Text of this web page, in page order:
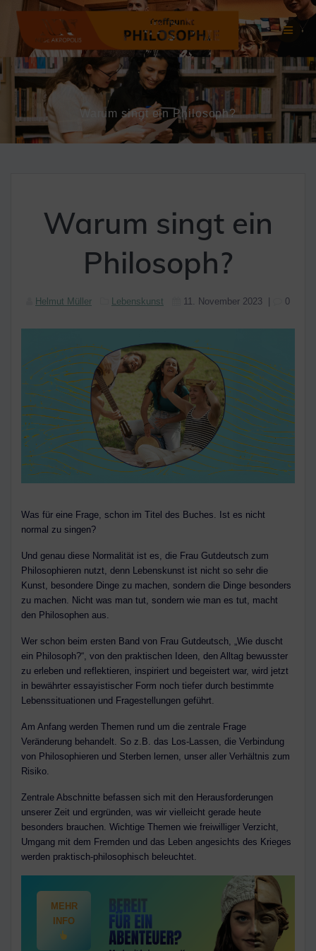
Zum
Inhalt
springen
Warum singt ein Philosoph?
Warum singt ein
Philosoph?
Helmut Müller Lebenskunst 11. November 2023 0
Was für eine Frage, schon im Titel des Buches. Ist es nicht
normal zu singen?
Und genau diese Normalität ist es, die Frau Gutdeutsch zum
Philosophieren nutzt, denn Lebenskunst ist nicht so sehr die
Kunst, besondere Dinge zu machen, sondern die Dinge besonders
zu machen. Nicht was man tut, sondern wie man es tut, macht
den Philosophen aus.
Wer schon beim ersten Band von Frau Gutdeutsch, „Wie duscht
ein Philosoph?“, von den praktischen Ideen, den Alltag bewusster
zu erleben und reflektieren, inspiriert und begeistert war, wird jetzt
in bewährter essayistischer Form noch tiefer durch bestimmte
Lebenssituationen und Fragestellungen geführt.
Am Anfang werden Themen rund um die zentrale Frage
Veränderung behandelt. So z.B. das Los-Lassen, die Verbindung
von Philosophieren und Sterben lernen, unser aller Verhältnis zum
Risiko.
Zentrale Abschnitte befassen sich mit den Herausforderungen
unserer Zeit und ergründen, was wir vielleicht gerade heute
besonders brauchen. Wichtige Themen wie freiwilliger Verzicht,
Umgang mit dem Fremden und das Leben angesichts des Krieges
werden praktisch-philosophisch beleuchtet.
MEHR
INFO